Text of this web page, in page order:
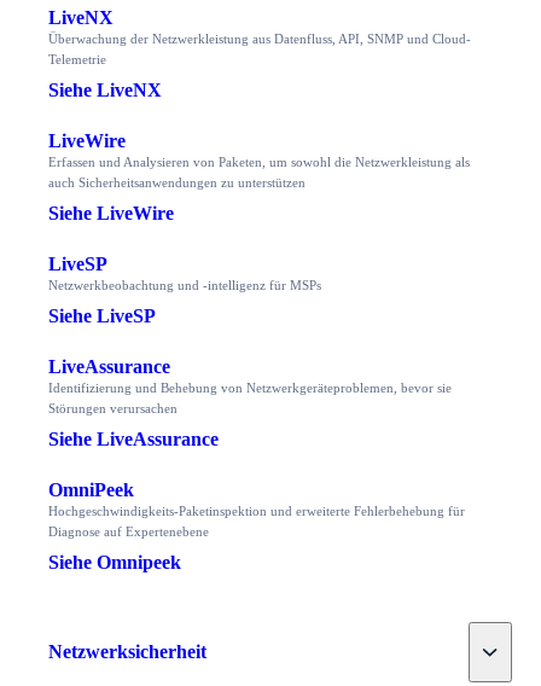
LiveNX
Überwachung der Netzwerkleistung aus Datenfluss, API, SNMP und Cloud-
Telemetrie
Siehe LiveNX
LiveWire
Erfassen und Analysieren von Paketen, um sowohl die Netzwerkleistung als
auch Sicherheitsanwendungen zu unterstützen
Siehe LiveWire
LiveSP
Netzwerkbeobachtung und -intelligenz für MSPs
Siehe LiveSP
LiveAssurance
Identifizierung und Behebung von Netzwerkgeräteproblemen, bevor sie
Störungen verursachen
Siehe LiveAssurance
OmniPeek
Hochgeschwindigkeits-Paketinspektion und erweiterte Fehlerbehebung für
Diagnose auf Expertenebene
Siehe Omnipeek
Netzwerksicherheit Toggle